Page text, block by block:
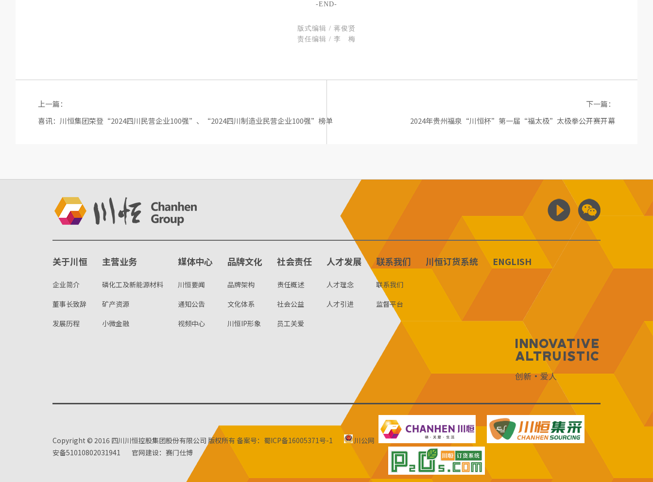
-END-
版式编辑 / 蒋俊贤
责任编辑 / 李 梅
上一篇：
喜讯：川恒集团荣登“2024四川民营企业100强”、“2024四川制造业民营企业100强”榜单
下一篇：
2024年贵州福泉“川恒杯”第一届“福太极”太极拳公开赛开幕
关于川恒
企业简介
董事长致辞
发展历程
主营业务
磷化工及新能源材料
矿产资源
小微金融
媒体中心
川恒要闻
通知公告
视频中心
品牌文化
品牌架构
文化体系
川恒IP形象
社会责任
责任概述
社会公益
员工关爱
人才发展
人才理念
人才引进
联系我们
联系我们
监督平台
川恒订货系统 ENGLISH
Innovative
Altruistic
创新·爱人
Copyright © 2016 四川川恒控股集团股份有限公司 版权所有 备案号：蜀ICP备16005371号-1
川公网
安备51010802031941
官网建设：赛门仕博